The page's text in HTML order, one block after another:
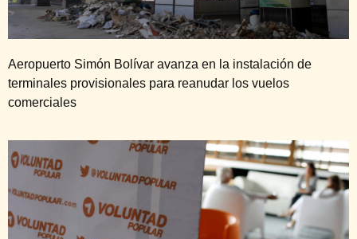
Aeropuerto Simón Bolívar avanza en la instalación de
terminales provisionales para reanudar los vuelos
comerciales